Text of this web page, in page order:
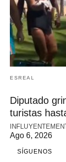
ESREAL
Diputado
turistas
Ago 6, 2026
SÍGUENOS